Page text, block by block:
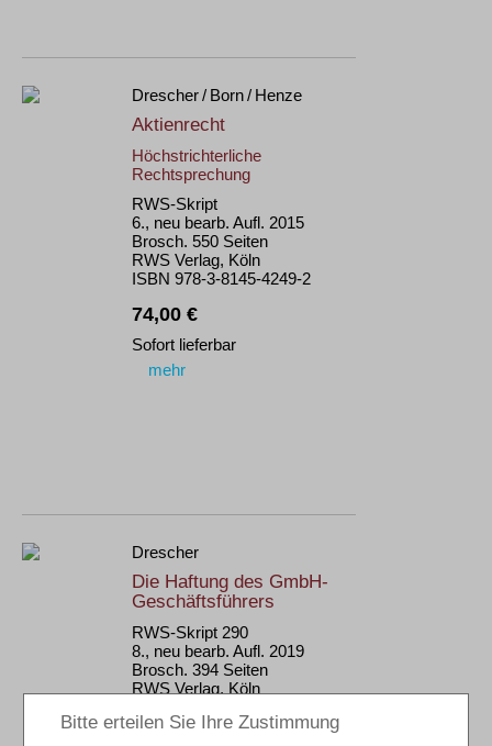
Drescher / Born / Henze
Aktienrecht
Höchstrichterliche
Rechtsprechung
RWS-Skript
6., neu bearb. Aufl. 2015
Brosch. 550 Seiten
RWS Verlag, Köln
ISBN 978-3-8145-4249-2
74,00 €
Sofort lieferbar
mehr
Drescher
Die Haftung des GmbH-
Geschäftsführers
RWS-Skript 290
8., neu bearb. Aufl. 2019
Brosch. 394 Seiten
RWS Verlag, Köln